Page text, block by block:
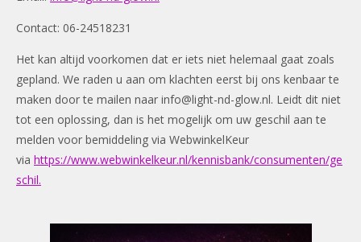
Contact: 06-24518231
Het kan altijd voorkomen dat er iets niet helemaal gaat zoals
gepland. We raden u aan om klachten eerst bij ons kenbaar te
maken door te mailen naar info@light-nd-glow.nl. Leidt dit niet
tot een oplossing, dan is het mogelijk om uw geschil aan te
melden voor bemiddeling via WebwinkelKeur
via https://www.webwinkelkeur.nl/kennisbank/consumenten/ge
schil.